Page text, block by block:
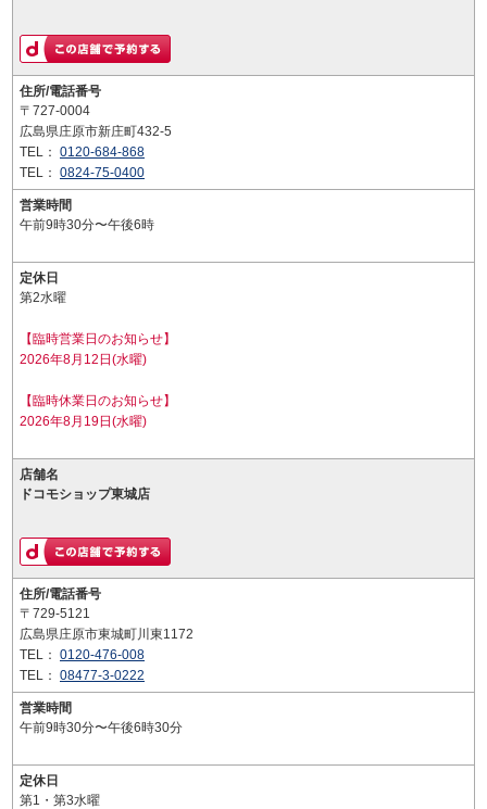
住所/電話番号
〒727-0004
広島県庄原市新庄町432-5
TEL： 0120-684-868
TEL： 0824-75-0400
営業時間
午前9時30分〜午後6時
定休日
第2水曜
【臨時営業日のお知らせ】
2026年8月12日(水曜)
【臨時休業日のお知らせ】
2026年8月19日(水曜)
店舗名
ドコモショップ東城店
住所/電話番号
〒729-5121
広島県庄原市東城町川東1172
TEL： 0120-476-008
TEL： 08477-3-0222
営業時間
午前9時30分〜午後6時30分
定休日
第1・第3水曜